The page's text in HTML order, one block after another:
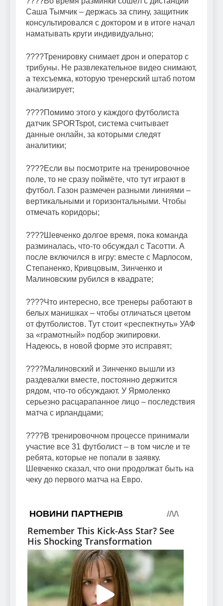
Саша Тымчик – держась за спину, защитник
консультировался с доктором и в итоге начал
наматывать круги индивидуально;
????Тренировку снимает дрон и оператор с
трибуны. Не развлекательное видео снимают,
а техсъемка, которую тренерский штаб потом
анализирует;
????Помимо этого у каждого футболиста
датчик SPORTspot, система считывает
данные онлайн, за которыми следят
аналитики;
????Если вы посмотрите на тренировочное
поле, то не сразу поймёте, что тут играют в
футбол. Газон размечен разными линиями –
вертикальными и горизонтальными. Чтобы
отмечать коридоры;
????Шевченко долгое время, пока команда
разминалась, что-то обсуждал с Тасотти. А
после включился в игру: вместе с Марлосом,
Степаненко, Кривцовым, Зинченко и
Малиновским рубился в квадрате;
????Что интересно, все тренеры работают в
белых манишках – чтобы отличаться цветом
от футболистов. Тут стоит «респектнуть» УАФ
за «грамотный» подбор экипировки.
Надеюсь, в новой форме это исправят;
????Малиновский и Зинченко вышли из
раздевалки вместе, постоянно держится
рядом, что-то обсуждают. У Ярмоленко
серьезно расцарапанное лицо – последствия
матча с ирландцами;
????В тренировочном процессе принимали
участие все 31 футболист – в том числе и те
ребята, которые не попали в заявку.
Шевченко сказал, что они продолжат быть на
чеку до первого матча на Евро.